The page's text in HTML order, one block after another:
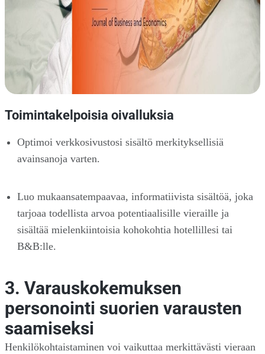
Toimintakelpoisia oivalluksia
Optimoi verkkosivustosi sisältö merkityksellisiä
avainsanoja varten.
Luo mukaansatempaavaa, informatiivista sisältöä, joka
tarjoaa todellista arvoa potentiaalisille vieraille ja
sisältää mielenkiintoisia kohokohtia hotellillesi tai
B&B:lle.
3. Varauskokemuksen
personointi suorien varausten
saamiseksi
Henkilökohtaistaminen voi vaikuttaa merkittävästi vieraan